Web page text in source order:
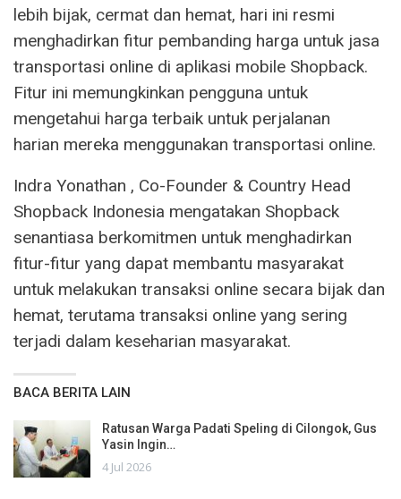
lebih bijak, cermat dan hemat, hari ini resmi
menghadirkan fitur pembanding harga untuk jasa
transportasi online di aplikasi mobile Shopback.
Fitur ini memungkinkan pengguna untuk
mengetahui harga terbaik untuk perjalanan
harian mereka menggunakan transportasi online.
Indra Yonathan , Co-Founder & Country Head
Shopback Indonesia mengatakan Shopback
senantiasa berkomitmen untuk menghadirkan
fitur-fitur yang dapat membantu masyarakat
untuk melakukan transaksi online secara bijak dan
hemat, terutama transaksi online yang sering
terjadi dalam keseharian masyarakat.
BACA BERITA LAIN
Ratusan Warga Padati Speling di Cilongok, Gus
Yasin Ingin…
4 Jul 2026